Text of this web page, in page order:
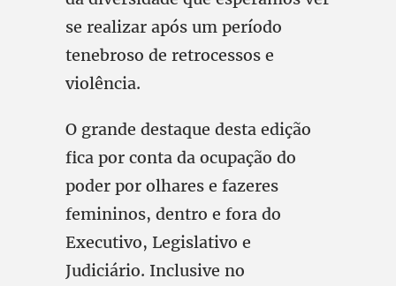
se realizar após um período
tenebroso de retrocessos e
violência.
O grande destaque desta edição
fica por conta da ocupação do
poder por olhares e fazeres
femininos, dentro e fora do
Executivo, Legislativo e
Judiciário. Inclusive no